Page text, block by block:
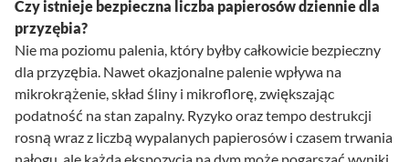
Czy istnieje bezpieczna liczba papierosów dziennie dla
przyzębia?
Nie ma poziomu palenia, który byłby całkowicie bezpieczny
dla przyzębia. Nawet okazjonalne palenie wpływa na
mikrokrążenie, skład śliny i mikroflorę, zwiększając
podatność na stan zapalny. Ryzyko oraz tempo destrukcji
rosną wraz z liczbą wypalanych papierosów i czasem trwania